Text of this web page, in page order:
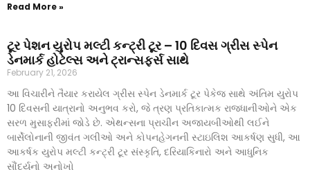
Read More »
ટૂર પેશન યુરોપ મલ્ટી કન્ટ્રી ટૂર – 10 દિવસ ગ્રીસ સ્પેન
ડેનમાર્ક હોટેલ્સ અને ટ્રાન્સફર્સ સાથે
February 21, 2026
આ વિચારીને તૈયાર કરાયેલ ગ્રીસ સ્પેન ડેનમાર્ક ટૂર પેકેજ સાથે અંતિમ યુરોપ
10 દિવસની યાત્રાનો અનુભવ કરો, જે ત્રણ પ્રતિકાત્મક રાજધાનીઓને એક
સરળ મુસાફરીમાં જોડે છે. એથન્સના પ્રાચીન અજાયબીઓથી લઈને
બાર્સેલોનાની જીવંત ગલીઓ અને કોપનહેગનની સ્ટાઇલિશ આકર્ષણ સુધી, આ
આકર્ષક યુરોપ મલ્ટી કન્ટ્રી ટૂર સંસ્કૃતિ, દરિયાકિનારો અને આધુનિક
સૌંદર્યનો અનોખો